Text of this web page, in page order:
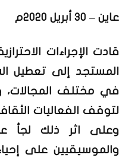
عاين – 30 أبريل 2020م
قادت الإجراءات
المستجد إلى تعطيل
في مختلف المجالات،
لتوقف الفعاليات
وعلى اثر ذلك لجأ
والموسيقيين على